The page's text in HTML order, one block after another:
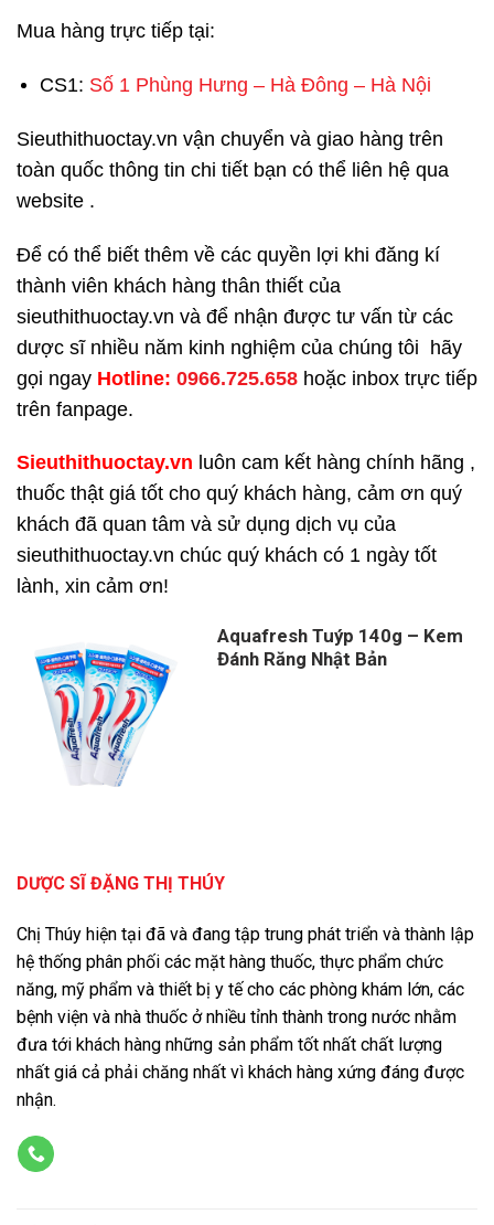
Mua hàng trực tiếp tại:
CS1: Số 1 Phùng Hưng – Hà Đông – Hà Nội
Sieuthithuoctay.vn vận chuyển và giao hàng trên
toàn quốc thông tin chi tiết bạn có thể liên hệ qua
website .
Để có thể biết thêm về các quyền lợi khi đăng kí
thành viên khách hàng thân thiết của
sieuthithuoctay.vn và để nhận được tư vấn từ các
dược sĩ nhiều năm kinh nghiệm của chúng tôi hãy
gọi ngay Hotline: 0966.725.658 hoặc inbox trực tiếp
trên fanpage.
Sieuthithuoctay.vn luôn cam kết hàng chính hãng ,
thuốc thật giá tốt cho quý khách hàng, cảm ơn quý
khách đã quan tâm và sử dụng dịch vụ của
sieuthithuoctay.vn chúc quý khách có 1 ngày tốt
lành, xin cảm ơn!
Aquafresh Tuýp 140g – Kem
Đánh Răng Nhật Bản
DƯỢC SĨ ĐẶNG THỊ THÚY
Chị Thúy hiện tại đã và đang tập trung phát triển và thành lập
hệ thống phân phối các mặt hàng thuốc, thực phẩm chức
năng, mỹ phẩm và thiết bị y tế cho các phòng khám lớn, các
bệnh viện và nhà thuốc ở nhiều tỉnh thành trong nước nhằm
đưa tới khách hàng những sản phẩm tốt nhất chất lượng
nhất giá cả phải chăng nhất vì khách hàng xứng đáng được
nhận.